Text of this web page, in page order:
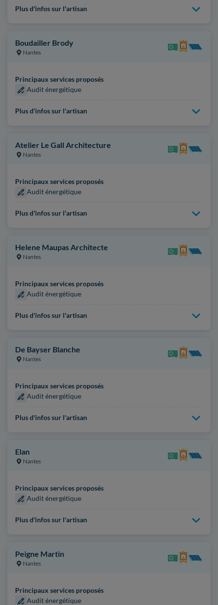
Plus d'infos sur l'artisan
Boudailler Brody
Nantes
Principaux services proposés
Audit énergétique
Plus d'infos sur l'artisan
Atelier Le Gall Architecture
Nantes
Principaux services proposés
Audit énergétique
Plus d'infos sur l'artisan
Helene Maupas Architecte
Nantes
Principaux services proposés
Audit énergétique
Plus d'infos sur l'artisan
De Bayser Blanche
Nantes
Principaux services proposés
Audit énergétique
Plus d'infos sur l'artisan
Elan
Nantes
Principaux services proposés
Audit énergétique
Plus d'infos sur l'artisan
Peigne Martin
Nantes
Principaux services proposés
Audit énergétique